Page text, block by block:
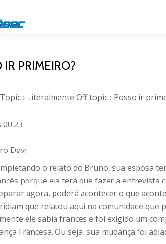
IR PRIMEIRO?
› Literalmente Off topic› Posso ir
00:23
Davi
o relato do Bruno, sua esposa
porque ela terá que fazer a entrevista
agora, poderá acontecer o que
que relatou aqui na comunidade que
ele sabia frances e foi exigido um
Francesa. Ou seja, sua mudança foi